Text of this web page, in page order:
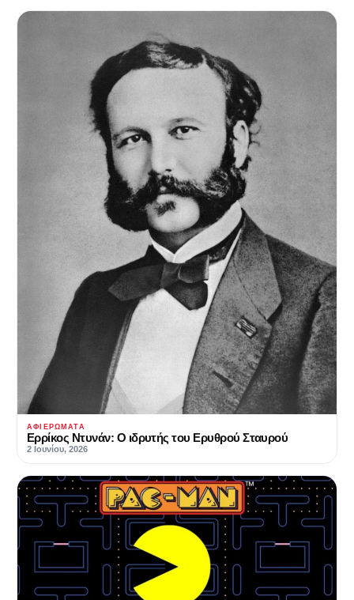
ΑΦΙΕΡΏΜΑΤΑ
Ερρίκος Ντυνάν: Ο ιδρυτής του Ερυθρού Σταυρού
2 Ιουνίου, 2026